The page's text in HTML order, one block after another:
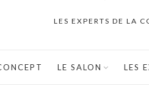
LES EXPERTS DE LA
LE SALON LES